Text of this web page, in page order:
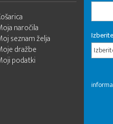
naročila
seznam želja
dražbe
podatki